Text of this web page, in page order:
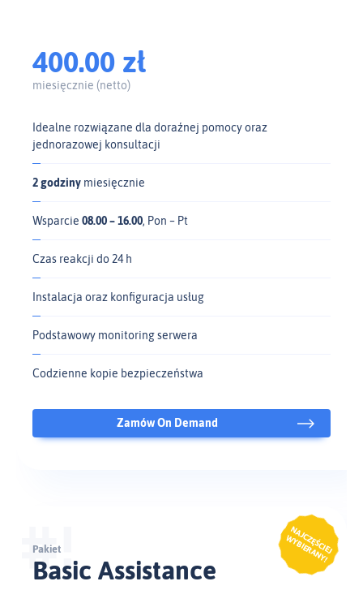
400.00 zł
miesięcznie (netto)
Idealne rozwiązane dla doraźnej pomocy oraz
jednorazowej konsultacji
2 godziny miesięcznie
Wsparcie 08.00 – 16.00, Pon – Pt
Czas reakcji do 24 h
Instalacja oraz konfiguracja usług
Podstawowy monitoring serwera
Codzienne kopie bezpieczeństwa
Zamów On Demand
Basic Assistance
Pakiet